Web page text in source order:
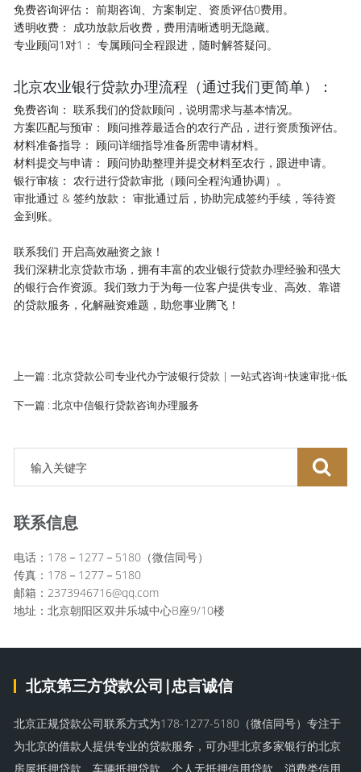
免费咨询评估： 前期咨询、方案制定、资质评估0费用。
透明收费： 成功放款后收费，费用清晰透明无隐藏。
专业顾问1对1： 专属顾问全程跟进，随时解答疑问。
北京农业银行贷款办理流程（通过我们更简单）：
免费咨询： 联系我们的贷款顾问，说明需求与基本情况。
方案匹配与预审： 顾问推荐最适合的农行产品，进行资质预评估。
材料准备指导： 顾问详细指导准备所需申请材料。
材料提交与申请： 顾问协助整理并提交材料至农行，跟进申请。
银行审核： 农行进行贷款审批（顾问全程沟通协调）。
审批通过 & 签约放款： 审批通过后，协助完成签约手续，等待资
金到账。
联系我们 开启高效融资之旅！
我们深耕北京贷款市场，拥有丰富的农业银行贷款办理经验和强大
的银行合作资源。我们致力于为每一位客户提供专业、高效、靠谱
的贷款服务，化解融资难题，助您事业腾飞！
上一篇 : 北京贷款公司专业代办宁波银行贷款 | 一站式咨询+快速审批+低息
下一篇 : 北京中信银行贷款咨询办理服务
联系信息
电话：178－1277－5180（微信同号）
传真：178－1277－5180
邮箱：2373946716@qq.com
地址：北京朝阳区双井乐城中心B座9/10楼
北京第三方贷款公司|忠言诚信
北京正规贷款公司联系方式为178-1277-5180（微信同号）专注于
为北京的借款人提供专业的贷款服务，可办理北京多家银行的北京
房屋抵押贷款、车辆抵押贷款、个人无抵押信用贷款、消费类信用